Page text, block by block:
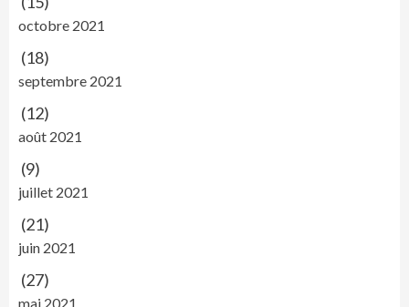
octobre 2021
(18)
septembre 2021
(12)
août 2021
(9)
juillet 2021
(21)
juin 2021
(27)
mai 2021